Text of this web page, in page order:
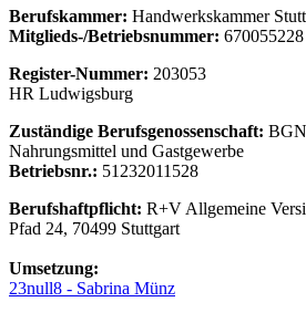
Berufskammer: Handwerkskammer
Mitglieds-/Betriebsnummer: 670055228
Register-Nummer: 203053
HR Ludwigsburg
Zuständige Berufsgenossenschaft:
Nahrungsmittel und Gastgewerbe
Betriebsnr.: 51232011528
Berufshaftpflicht: R+V Allgemeine
Pfad 24, 70499 Stuttgart
Umsetzung:
23null8 - Sabrina Münz